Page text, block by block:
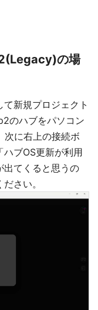
の場
新規プロジェクト
のハブをパソコン
次に右上の接続ボ
ブOS更新が利用
出てくると思うの
さい。